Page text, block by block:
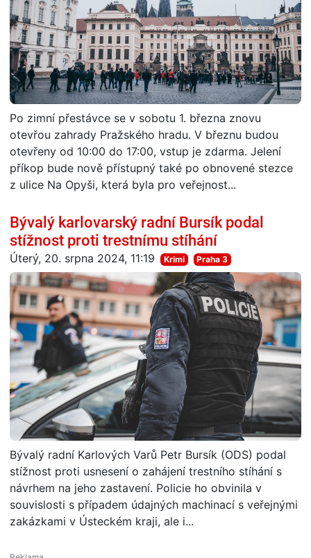
Po zimní přestávce se v sobotu 1. března znovu
otevřou zahrady Pražského hradu. V březnu budou
otevřeny od 10:00 do 17:00, vstup je zdarma. Jelení
příkop bude nově přístupný také po obnovené stezce
z ulice Na Opyši, která byla pro veřejnost...
Bývalý karlovarský radní Bursík podal
stížnost proti trestnímu stíhání
Úterý, 20. srpna 2024, 11:19 Krimi Praha 3
Bývalý radní Karlových Varů Petr Bursík (ODS) podal
stížnost proti usnesení o zahájení trestního stíhání s
návrhem na jeho zastavení. Policie ho obvinila v
souvislosti s případem údajných machinací s veřejnými
zakázkami v Ústeckém kraji, ale i...